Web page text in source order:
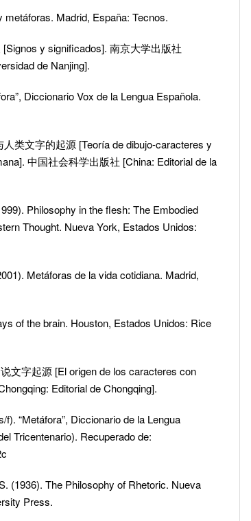
Madrid, España: Tecnos.
y significados]. 南京大学出版社
de Nanjing].
Diccionario Vox de la Lengua Española.
类文字的起源 [Teoría de dibujo-caracteres y
中国社会科学出版社 [China: Editorial de la
Philosophy in the flesh: The Embodied
Thought. Nueva York, Estados Unidos:
Metáforas de la vida cotidiana. Madrid,
of the brain. Houston, Estados Unidos: Rice
文字起源 [El origen de los caracteres con
Editorial de Chongqing].
“Metáfora”, Diccionario de la Lengua
Tricentenario). Recuperado de:
(1936). The Philosophy of Rhetoric. Nueva
Press.